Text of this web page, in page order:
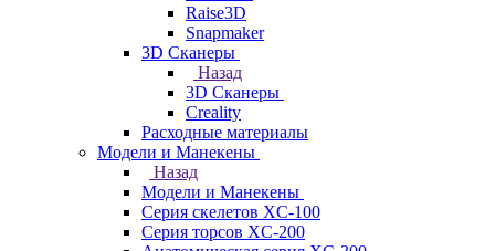
Raise3D
Snapmaker
3D Сканеры
Назад
3D Сканеры
Creality
Расходные материалы
Модели и Манекены
Назад
Модели и Манекены
Серия скелетов XC-100
Серия торсов XC-200